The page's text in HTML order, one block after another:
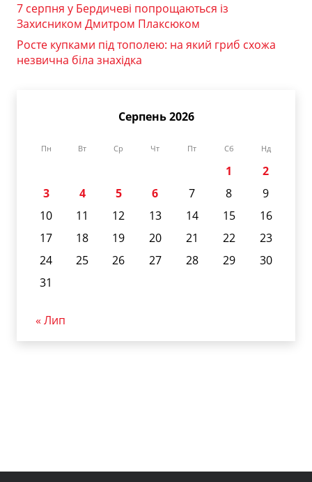
7 серпня у Бердичеві попрощаються із
Захисником Дмитром Плаксюком
Росте купками під тополею: на який гриб схожа
незвична біла знахідка
Серпень 2026
Пн Вт Ср Чт Пт Сб Нд
1
2
3
4 5 6 7 8
9
10
11 12 13 14 15
16
17
18 19 20 21 22
23
24
25 26 27 28 29
30
31
« Лип